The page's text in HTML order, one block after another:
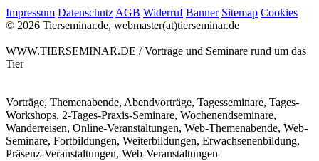
Impressum DatenschutzAGB Widerruf Banner Sitemap Cookies
© 2026 Tierseminar.de, webmaster(at)tierseminar.de
WWW.TIERSEMINAR.DE / Vorträge und Seminare rund um das
Tier
Vorträge, Themenabende, Abendvorträge, Tagesseminare, Tages-
Workshops, 2-Tages-Praxis-Seminare, Wochenendseminare,
Wanderreisen, Online-Veranstaltungen, Web-Themenabende, Web-
Seminare, Fortbildungen, Weiterbildungen, Erwachsenenbildung,
Präsenz-Veranstaltungen, Web-Veranstaltungen